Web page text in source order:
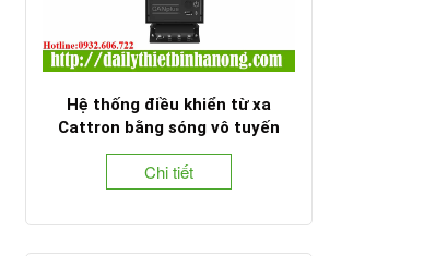
Hệ thống điều khiển từ xa
Cattron bằng sóng vô tuyến
Chi tiết